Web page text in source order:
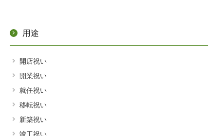
用途
開店祝い
開業祝い
就任祝い
移転祝い
新築祝い
竣工祝い